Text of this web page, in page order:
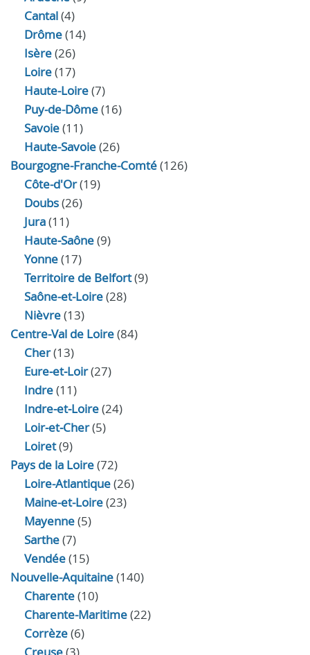
Cantal(4)
Drôme(14)
Isère(26)
Loire(17)
Haute-Loire(7)
Puy-de-Dôme(16)
Savoie(11)
Haute-Savoie(26)
Bourgogne-Franche-Comté(126)
Côte-d'Or(19)
Doubs(26)
Jura(11)
Haute‑Saône(9)
Yonne(17)
Territoire de Belfort(9)
Saône-et-Loire(28)
Nièvre(13)
Centre-Val de Loire(84)
Cher(13)
Eure‑et‑Loir(27)
Indre(11)
Indre‑et‑Loire(24)
Loir‑et‑Cher(5)
Loiret(9)
Pays de la Loire(72)
Loire-Atlantique(26)
Maine-et-Loire(23)
Mayenne(5)
Sarthe(7)
Vendée(15)
Nouvelle-Aquitaine(140)
Charente(10)
Charente-Maritime(22)
Corrèze(6)